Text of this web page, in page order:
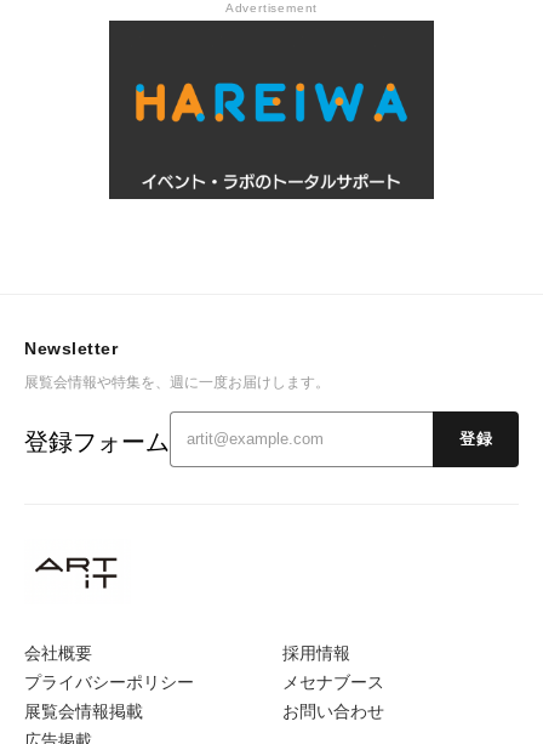
Advertisement
会社概要
プライバシーポリシー
展覧会情報掲載
採用情報
メセナブース
お問い合わせ
Newsletter
展覧会情報や特集を、週に一度お届けします。
登録フォーム 登録